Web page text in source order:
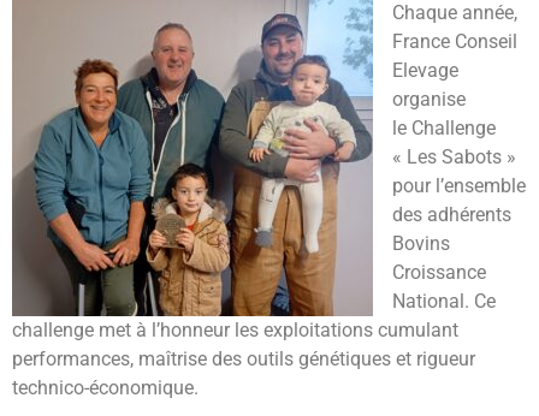
Chaque année,
France Conseil
Elevage
organise
le Challenge
« Les Sabots »
pour l’ensemble
des adhérents
Bovins
Croissance
National. Ce
challenge met à l’honneur les exploitations cumulant
performances, maîtrise des outils génétiques et rigueur
technico-économique.